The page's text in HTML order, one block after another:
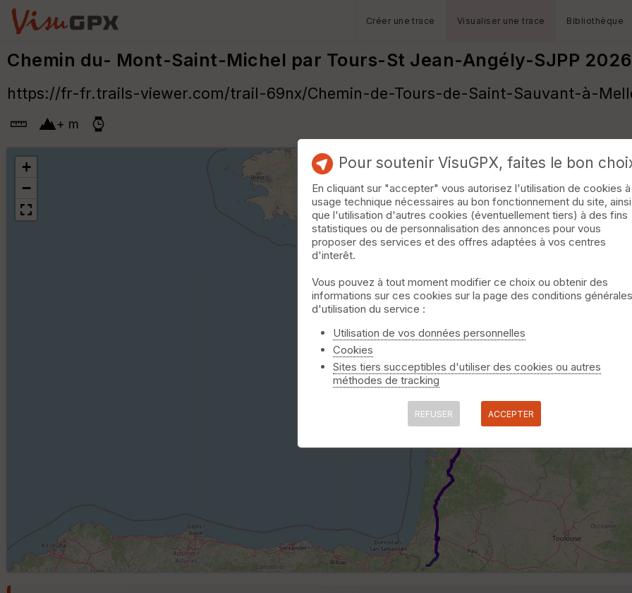
Créer une trace Visualiser une trace Bibliothèque
Chemin du- Mont-Saint-Michel par Tours-St Jean-Angély-SJPP 2026
https://fr-fr.trails-viewer.com/trail-69nx/Chemin-de-Tours-de-Saint-Sauvant-à-
+ m
+
−
Pour soutenir VisuGPX, faites le bon
En cliquant sur "accepter" vous autorisez l'utilisation de cookies à
usage technique nécessaires au bon fonctionnement du site, ainsi
que l'utilisation d'autres cookies (éventuellement tiers) à des fins
statistiques ou de personnalisation des annonces pour vous
proposer des services et des offres adaptées à vos centres
d'interêt.
Vous pouvez à tout moment modifier ce choix ou obtenir des
informations sur ces cookies sur la page des conditions générales
d'utilisation du service :
Utilisation de vos données personnelles
Cookies
Sites tiers succeptibles d'utiliser des cookies ou autres
méthodes de tracking
REFUSER ACCEPTER